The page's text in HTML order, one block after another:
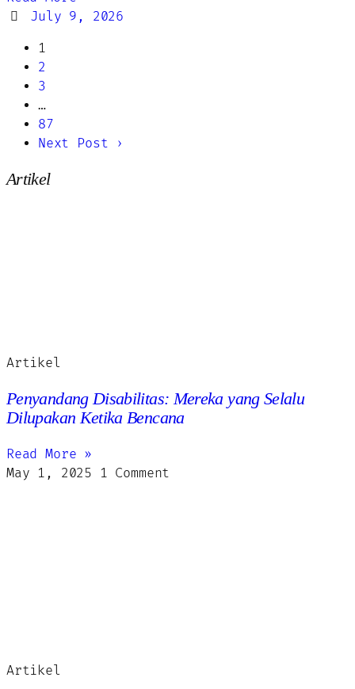
July 9, 2026
1
2
3
…
87
Next Post ›
Artikel
Artikel
Penyandang Disabilitas: Mereka yang Selalu
Dilupakan Ketika Bencana
Read More »
May 1, 2025
1 Comment
Artikel